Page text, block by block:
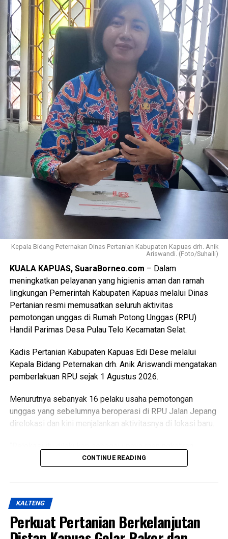
Kepala Bidang Peternakan Dinas Pertanian Kabupaten Kapuas drh. Anik
Ariswandi. (Foto/Suhaili)
KUALA KAPUAS, SuaraBorneo.com – Dalam
meningkatkan pelayanan yang higienis aman dan ramah
lingkungan Pemerintah Kabupaten Kapuas melalui Dinas
Pertanian resmi memusatkan seluruh aktivitas
pemotongan unggas di Rumah Potong Unggas (RPU)
Handil Parimas Desa Pulau Telo Kecamatan Selat.
Kadis Pertanian Kabupaten Kapuas Edi Dese melalui
Kepala Bidang Peternakan drh. Anik Ariswandi mengatakan
pemberlakuan RPU sejak 1 Agustus 2026.
Menurutnya sebanyak 16 pelaku usaha pemotongan
unggas yang sebelumnya beroperasi di RPU Jalan Jepang
direlokasi dan kini menjalankan aktivitasnya di lokasi baru.
kualitas pelayanan sekaligus menghadirkan fasilitas
lingkungan,” katanya Kamis (6/8/2026).
Ia menjelaskan terkait kondisi RPU lama sudah tidak lagi
layak digunakan karena kondisi bangunan dan fasilitas
pendukung dinilai tidak memadai selain sistem
CONTINUE READING
KALTENG
Perkuat Pertanian Berkelanjutan